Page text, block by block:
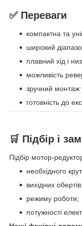
✅ Переваги
компактна та
широкий
плавний хід і
можливість
зручний монтаж
готовність до
🛒 Підбір і
Підбір мотор-
необхідного
вихідних обертів;
режиму роботи;
потужності